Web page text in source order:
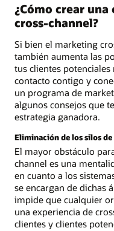
¿Cómo crear
cross-channel?
Si bien el marketing
también aumenta las
tus clientes
contacto contigo y
un programa de
algunos consejos que
estrategia ganadora.
Eliminación de los silos
El mayor obstáculo
channel es una
en cuanto a los
se encargan de dichas
impide que cualquier
una experiencia de
clientes y clientes